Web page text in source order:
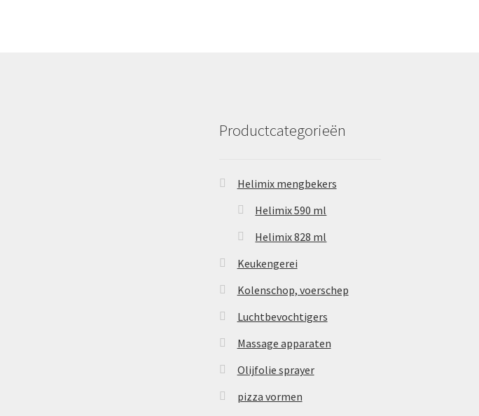
Productcategorieën
Helimix mengbekers
Helimix 590 ml
Helimix 828 ml
Keukengerei
Kolenschop, voerschep
Luchtbevochtigers
Massage apparaten
Olijfolie sprayer
pizza vormen